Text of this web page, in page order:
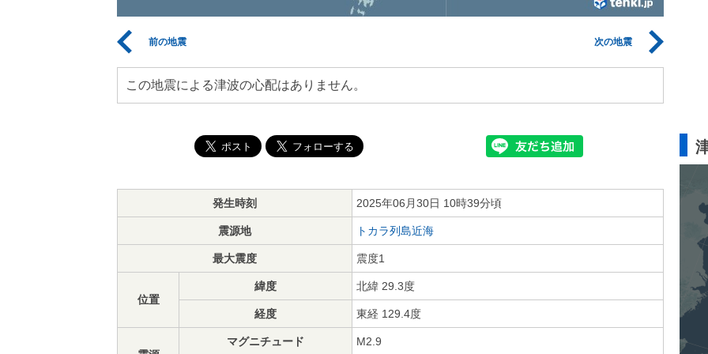
前の地震 次の地震
この地震による津波の心配はありません。
発生時刻 2025年06月30日 10時39分頃
震源地 トカラ列島近海
最大震度 震度1
位置
緯度 北緯 29.3度
経度 東経 129.4度
マグニチュード M2.9